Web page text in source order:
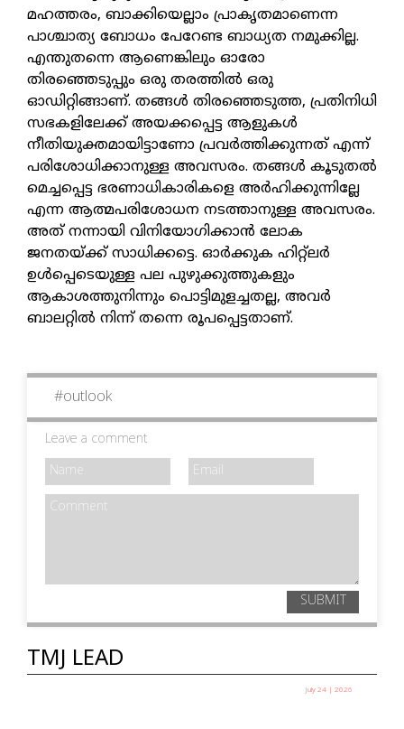
മഹത്തരം, ബാക്കിയെല്ലാം പ്രാകൃതമാണെന്ന
പാശ്ചാത്യ ബോധം പേറേണ്ട ബാധ്യത നമുക്കില്ല.
എന്തുതന്നെ ആണെങ്കിലും ഓരോ
തിരഞ്ഞെടുപ്പും ഒരു തരത്തില്‍ ഒരു
ഓഡിറ്റിങ്ങാണ്. തങ്ങള്‍ തിരഞ്ഞെടുത്ത, പ്രതിനിധി
സഭകളിലേക്ക് അയക്കപ്പെട്ട ആളുകള്‍
നീതിയുക്തമായിട്ടാണോ പ്രവര്‍ത്തിക്കുന്നത് എന്ന്
പരിശോധിക്കാനുള്ള അവസരം. തങ്ങള്‍ കൂടുതല്‍
മെച്ചപ്പെട്ട ഭരണാധികാരികളെ അര്‍ഹിക്കുന്നില്ലേ
എന്ന ആത്മപരിശോധന നടത്താനുള്ള അവസരം.
അത് നന്നായി വിനിയോഗിക്കാന്‍ ലോക
ജനതയ്ക്ക് സാധിക്കട്ടെ. ഓര്‍ക്കുക ഹിറ്റ്‌ലര്‍
ഉള്‍പ്പെടെയുള്ള പല പുഴുക്കുത്തുകളും
ആകാശത്തുനിന്നും പൊട്ടിമുളച്ചതല്ല, അവര്‍
ബാലറ്റില്‍ നിന്ന് തന്നെ രൂപപ്പെട്ടതാണ്.
#outlook
Leave a comment
SUBMIT
TMJ LEAD
July 24 | 2026